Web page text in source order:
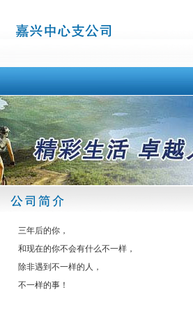
三年后的你，
和现在的你不会有什么不一样，
除非遇到不一样的人，
不一样的事！